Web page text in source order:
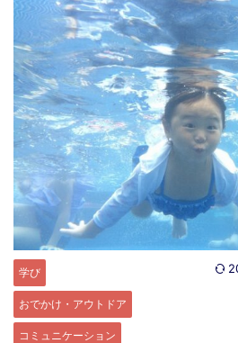
学び
おでかけ・アウトドア
コミュニケーション